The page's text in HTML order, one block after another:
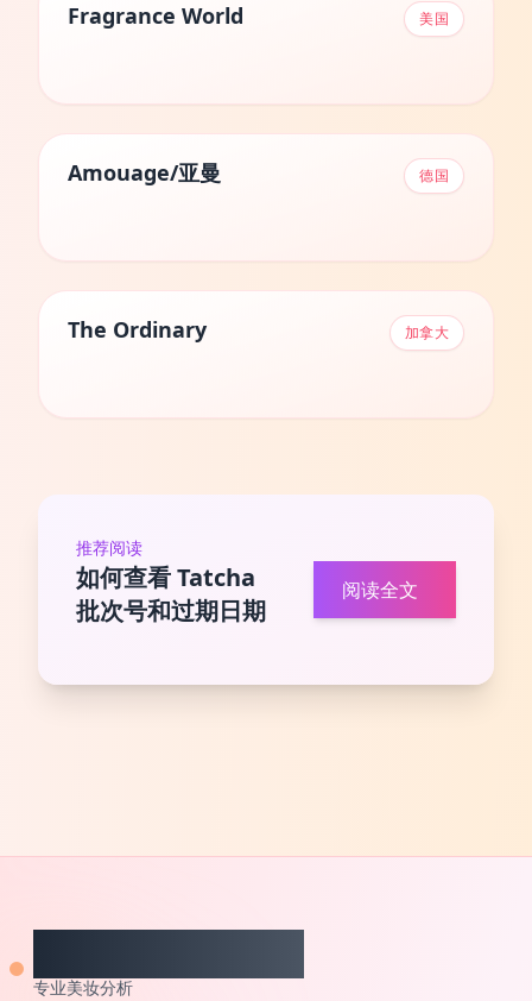
Fragrance World 美国
Amouage/亚曼 德国
The Ordinary 加拿大
推荐阅读
如何查看 Tatcha
批次号和过期日期
阅读全文
专业美妆分析